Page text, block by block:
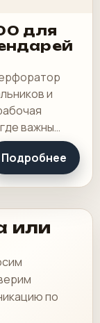
для
и
важны
Подробнее
или
по